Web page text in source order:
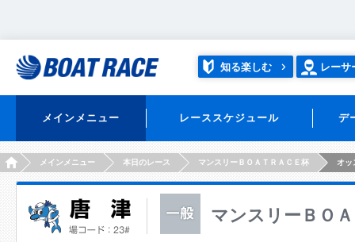
知る楽しむ レーサ
メインメニュー レーススケジュール デ
HOMEメインメニュー 本日のレース マンスリーＢＯＡＴＲＡＣＥ杯 オッ
マンスリーＢＯ